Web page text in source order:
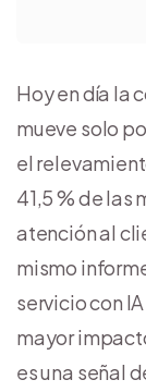
Hoy en día la
mueve solo
el
41,5 % de las
atención al
mismo
servicio con
mayor
es una señal